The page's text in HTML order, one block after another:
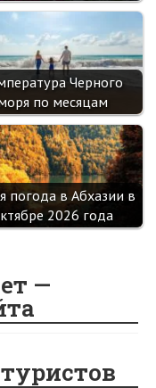
Черного
по месяцам
погода в Абхазии в
2026 года
—